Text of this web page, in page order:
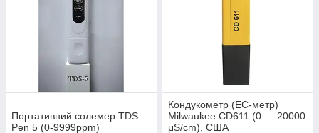
Портативний солемер TDS
Pen 5 (0-9999ppm)
Кондукометр (EC-метр)
Milwaukee CD611 (0 — 20000
μS/cm), США